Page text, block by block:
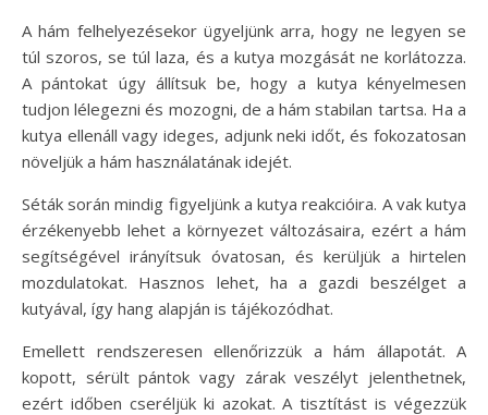
A hám felhelyezésekor ügyeljünk arra, hogy ne legyen se
túl szoros, se túl laza, és a kutya mozgását ne korlátozza.
A pántokat úgy állítsuk be, hogy a kutya kényelmesen
tudjon lélegezni és mozogni, de a hám stabilan tartsa. Ha a
kutya ellenáll vagy ideges, adjunk neki időt, és fokozatosan
növeljük a hám használatának idejét.
Séták során mindig figyeljünk a kutya reakcióira. A vak kutya
érzékenyebb lehet a környezet változásaira, ezért a hám
segítségével irányítsuk óvatosan, és kerüljük a hirtelen
mozdulatokat. Hasznos lehet, ha a gazdi beszélget a
kutyával, így hang alapján is tájékozódhat.
Emellett rendszeresen ellenőrizzük a hám állapotát. A
kopott, sérült pántok vagy zárak veszélyt jelenthetnek,
ezért időben cseréljük ki azokat. A tisztítást is végezzük